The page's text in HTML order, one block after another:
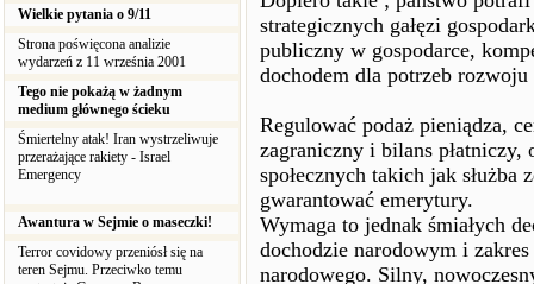
Wielkie pytania o 9/11
Strona poświęcona analizie
wydarzeń z 11 września 2001
Tego nie pokażą w żadnym
medium głównego ścieku
Śmiertelny atak! Iran wystrzeliwuje
przerażające rakiety - Israel
Emergency
Awantura w Sejmie o maseczki!
Terror covidowy przeniósł się na
teren Sejmu. Przeciwko temu
strategicznych gałęzi
publiczny w gospodarce,
dochodem dla potrzeb
Regulować podaż pieniądza,
zagraniczny i bilans płatniczy,
społecznych takich jak
gwarantować emerytury.
Wymaga to jednak śmiałych
dochodzie narodowym i
narodowego. Silny,